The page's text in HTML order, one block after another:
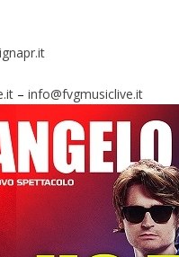
–info@fvgmusiclive.it